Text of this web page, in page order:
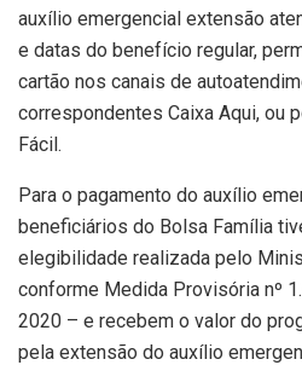
auxílio emergencial extensão
e datas do benefício regular,
cartão nos canais de
correspondentes Caixa Aqui, ou
Fácil.
Para o pagamento do auxílio
beneficiários do Bolsa Família
elegibilidade realizada pelo
conforme Medida Provisória nº
2020 – e recebem o valor do
pela extensão do auxílio